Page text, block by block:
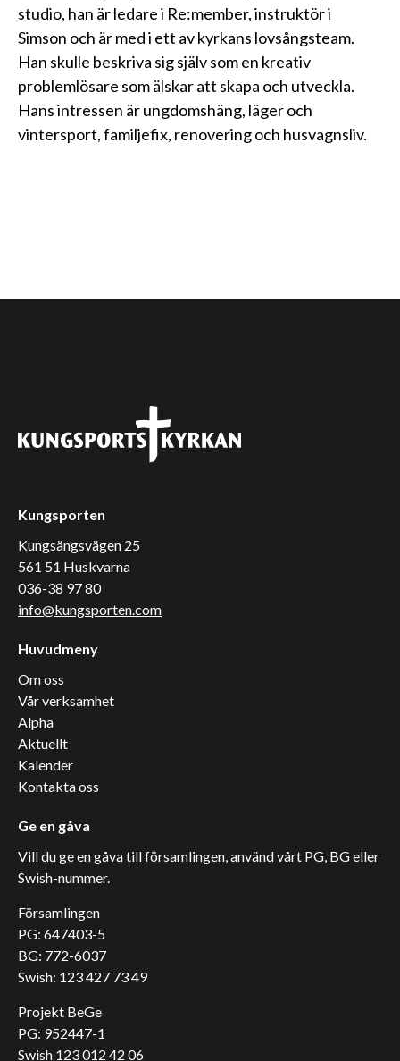
studio, han är ledare i Re:member, instruktör i
Simson och är med i ett av kyrkans lovsångsteam.
Han skulle beskriva sig själv som en kreativ
problemlösare som älskar att skapa och utveckla.
Hans intressen är ungdomshäng, läger och
vintersport, familjefix, renovering och husvagnsliv.
Kungsporten
Kungsängsvägen 25
561 51 Huskvarna
036-38 97 80
info@kungsporten.com
Huvudmeny
Om oss
Vår verksamhet
Alpha
Aktuellt
Kalender
Kontakta oss
Ge en gåva
Vill du ge en gåva till församlingen, använd vårt PG, BG eller
Swish-nummer.
Församlingen
PG: 647403-5
BG: 772-6037
Swish: 123 427 73 49
Projekt BeGe
PG: 952447-1
Swish 123 012 42 06